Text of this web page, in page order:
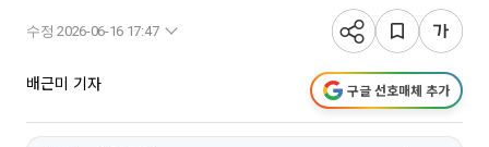
수정 2026-06-16 17:47
배근미 기자 구글 선호매체 추가